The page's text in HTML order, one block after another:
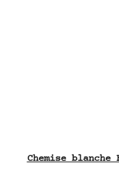
Chemise